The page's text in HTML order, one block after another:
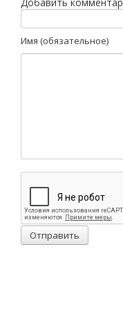
Имя (обязательное)
Отправить